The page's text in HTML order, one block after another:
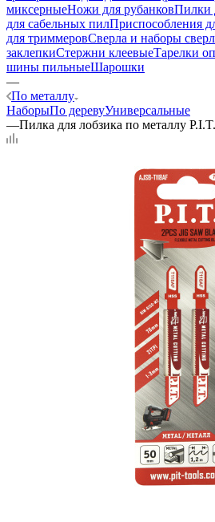
миксерныеНожи для рубанковПилки
для сабельных пилПриспособления
для триммеровСверла и наборы сверл
заклепкиСтержни клеевыеТарелки
шины пильныеШарошки
—
По металлу
НаборыПо деревуУниверсальные
—Пилка для лобзика по металлу